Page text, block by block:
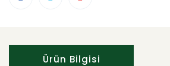
Ürün Bilgisi